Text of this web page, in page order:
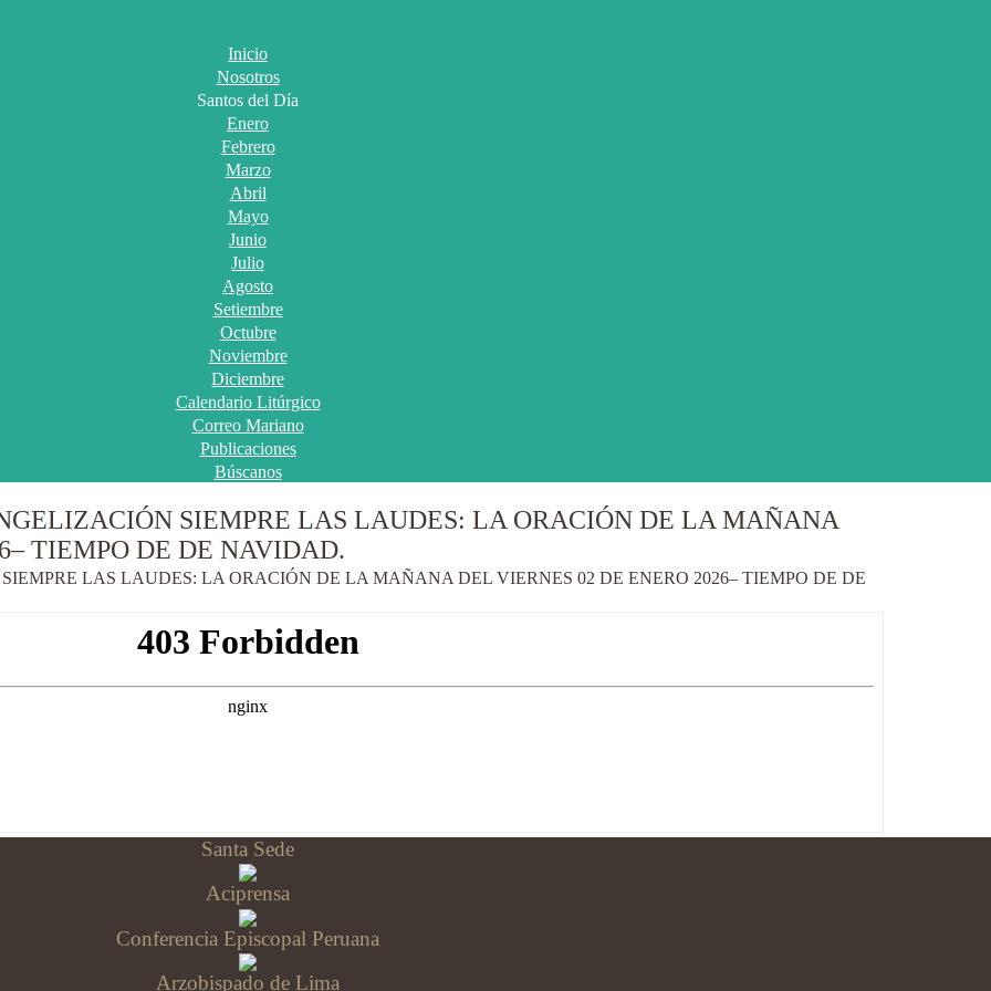
Inicio
Nosotros
Santos del Día
Enero
Febrero
Marzo
Abril
Mayo
Junio
Julio
Agosto
Setiembre
Octubre
Noviembre
Diciembre
Calendario Litúrgico
Correo Mariano
Publicaciones
Búscanos
SIEMPRE LAS LAUDES: LA ORACIÓN DE LA MAÑANA
TIEMPO DE DE NAVIDAD.
LAS LAUDES: LA ORACIÓN DE LA MAÑANA DEL VIERNES 02 DE ENERO 2026– TIEMPO DE DE
Santa Sede
Aciprensa
Conferencia Episcopal Peruana
Arzobispado de Lima